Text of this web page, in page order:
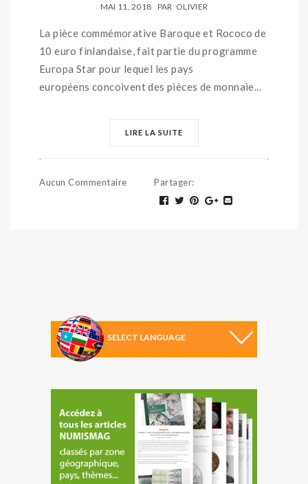
MAI 11, 2018 PAR OLIVIER
La pièce commémorative Baroque et Rococo de
10 euro finlandaise, fait partie du programme
Europa Star pour lequel les pays
européens concoivent des pièces de monnaie...
LIRE LA SUITE
Aucun Commentaire Partager: